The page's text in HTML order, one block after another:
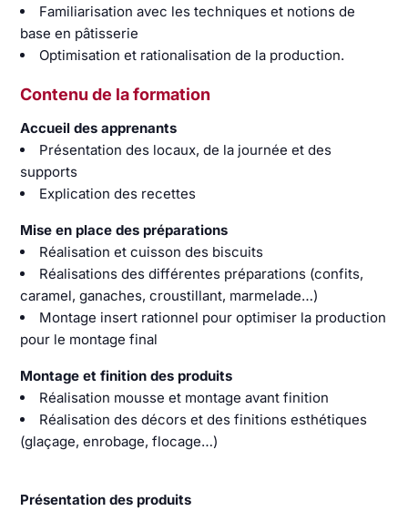
Familiarisation avec les techniques et notions de
base en pâtisserie
Optimisation et rationalisation de la production.
Contenu de la formation
Accueil des apprenants
Présentation des locaux, de la journée et des
supports
Explication des recettes
Mise en place des préparations
Réalisation et cuisson des biscuits
Réalisations des différentes préparations (confits,
caramel, ganaches, croustillant, marmelade…)
Montage insert rationnel pour optimiser la production
pour le montage final
Montage et finition des produits
Réalisation mousse et montage avant finition
Réalisation des décors et des finitions esthétiques
(glaçage, enrobage, flocage…)
Présentation des produits